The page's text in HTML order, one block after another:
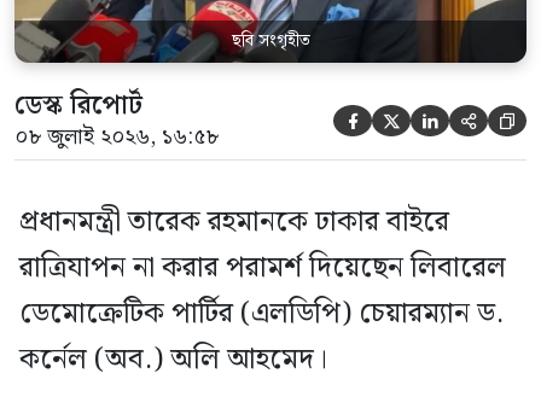
ছবি সংগৃহীত
ডেস্ক রিপোর্ট
০৮ জুলাই ২০২৬, ১৬:৫৮     
প্রধানমন্ত্রী তারেক রহমানকে ঢাকার বাইরে
রাত্রিযাপন না করার পরামর্শ দিয়েছেন লিবারেল
ডেমোক্রেটিক পার্টির (এলডিপি) চেয়ারম্যান ড.
কর্নেল (অব.) অলি আহমেদ।